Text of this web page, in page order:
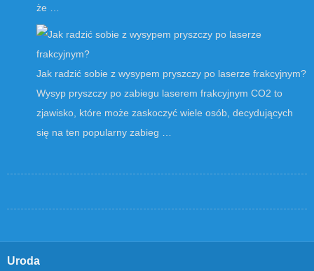
że …
Jak radzić sobie z wysypem pryszczy po laserze frakcyjnym?
Wysyp pryszczy po zabiegu laserem frakcyjnym CO2 to
zjawisko, które może zaskoczyć wiele osób, decydujących
się na ten popularny zabieg …
Uroda